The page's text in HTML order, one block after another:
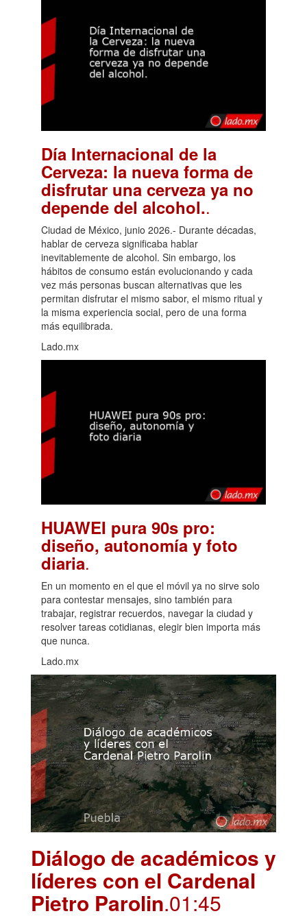
Día Internacional de la
Cerveza: la nueva forma de
disfrutar una cerveza ya no
depende del alcohol..
Ciudad de México, junio 2026.- Durante décadas,
hablar de cerveza significaba hablar
inevitablemente de alcohol. Sin embargo, los
hábitos de consumo están evolucionando y cada
vez más personas buscan alternativas que les
permitan disfrutar el mismo sabor, el mismo ritual y
la misma experiencia social, pero de una forma
más equilibrada.
Lado.mx
HUAWEI pura 90s pro:
diseño, autonomía y foto
diaria.
En un momento en el que el móvil ya no sirve solo
para contestar mensajes, sino también para
trabajar, registrar recuerdos, navegar la ciudad y
resolver tareas cotidianas, elegir bien importa más
que nunca.
Lado.mx
Diálogo de académicos y
líderes con el Cardenal
Pietro Parolin.01:45